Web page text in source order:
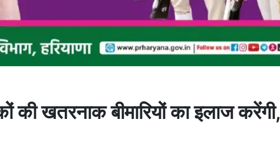
की खतरनाक बीमारियों का इलाज करेंगी,